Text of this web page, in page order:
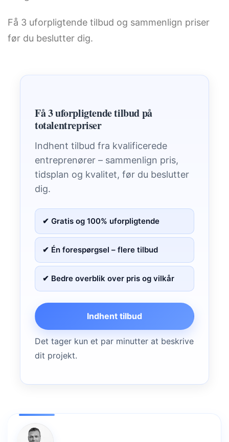
Få 3 uforpligtende tilbud og sammenlign priser
før du beslutter dig.
Få 3 uforpligtende tilbud på
totalentrepriser
Indhent tilbud fra kvalificerede
entreprenører – sammenlign pris,
tidsplan og kvalitet, før du beslutter
dig.
✔ Gratis og 100% uforpligtende
✔ Én forespørgsel – flere tilbud
✔ Bedre overblik over pris og vilkår
Indhent tilbud
Det tager kun et par minutter at beskrive
dit projekt.